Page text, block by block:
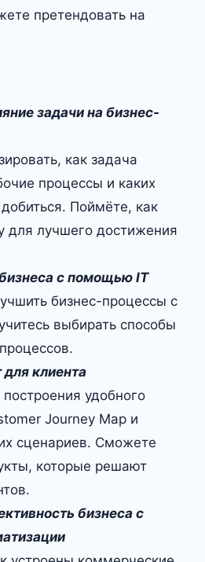
претендовать на
задачи на бизнес-
как задача
процессы и каких
Поймёте, как
для лучшего достижения
с помощью IT
бизнес-процессы с
выбирать способы
клиента
удобного
Journey Map и
сценариев. Сможете
которые решают
бизнеса с